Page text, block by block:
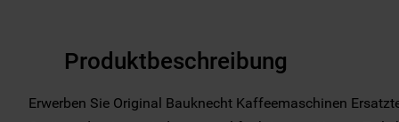
Produktbeschreibung
Erwerben Sie Original Bauknecht Kaffeemaschinen